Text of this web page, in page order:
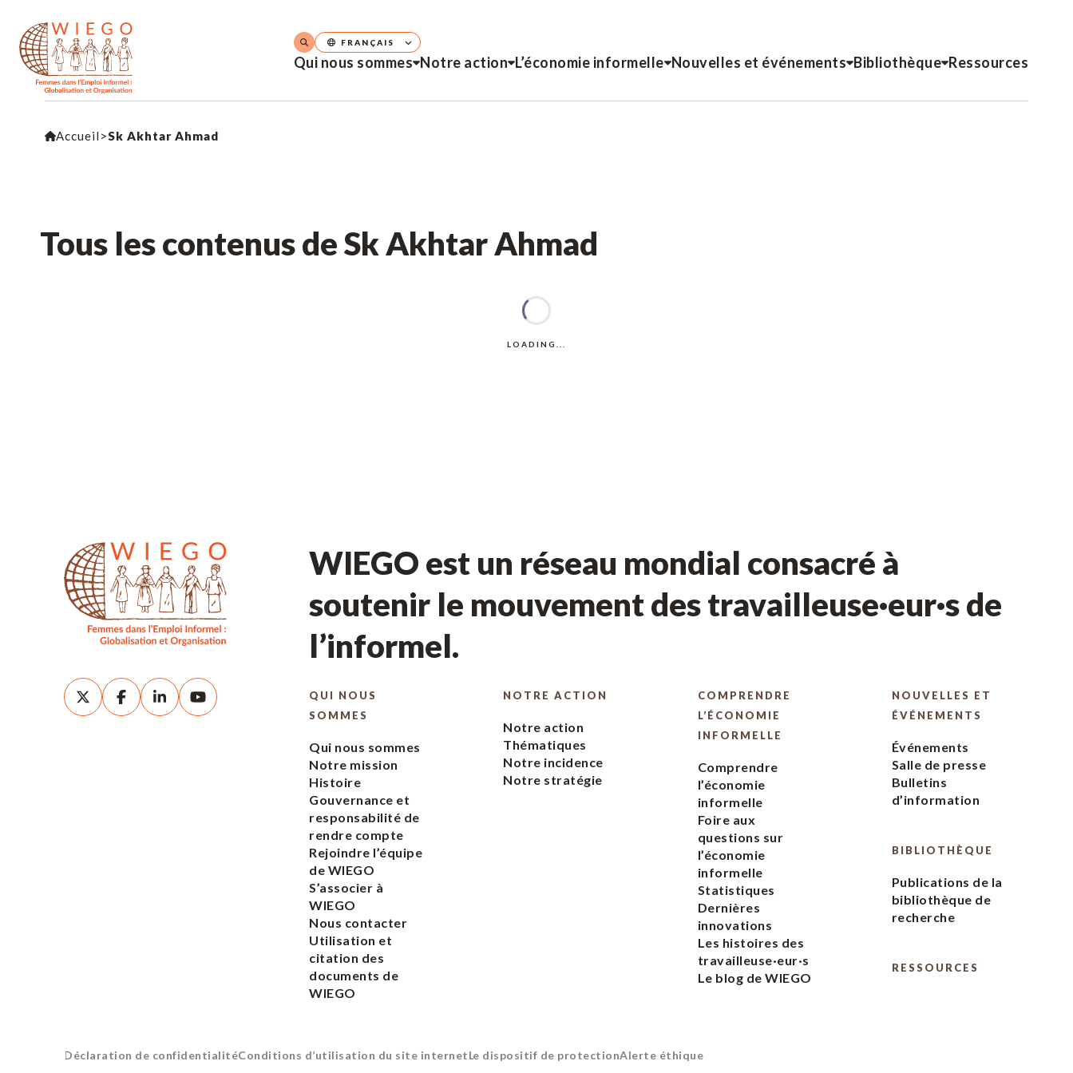
Qui nous sommes Notre action L’économie informelle Nouvelles et événements Bibliothèque Ressources
FRANÇAIS
Accueil >Sk Akhtar Ahmad
Tous les contenus de Sk Akhtar Ahmad
WIEGO est un réseau mondial consacré à
soutenir le mouvement des travailleuse·eur·s de
l’informel.
QUI NOUS
SOMMES
Qui nous sommes
Notre mission
Histoire
Gouvernance et
responsabilité de
rendre compte
Rejoindre l’équipe
de WIEGO
S’associer à
WIEGO
Nous contacter
Utilisation et
citation des
documents de
WIEGO
NOTRE ACTION
Notre action
Thématiques
Notre incidence
Notre stratégie
COMPRENDRE
L’ÉCONOMIE
INFORMELLE
Comprendre
l’économie
informelle
Foire aux
questions sur
l’économie
informelle
Statistiques
Dernières
innovations
Les histoires des
travailleuse·eur·s
Le blog de WIEGO
NOUVELLES ET
ÉVÉNEMENTS
Événements
Salle de presse
Bulletins
d’information
BIBLIOTHÈQUE
Publications de la
bibliothèque de
recherche
RESSOURCES
Déclaration de confidentialitéConditions d’utilisation du site internetLe dispositif de protectionAlerte éthique